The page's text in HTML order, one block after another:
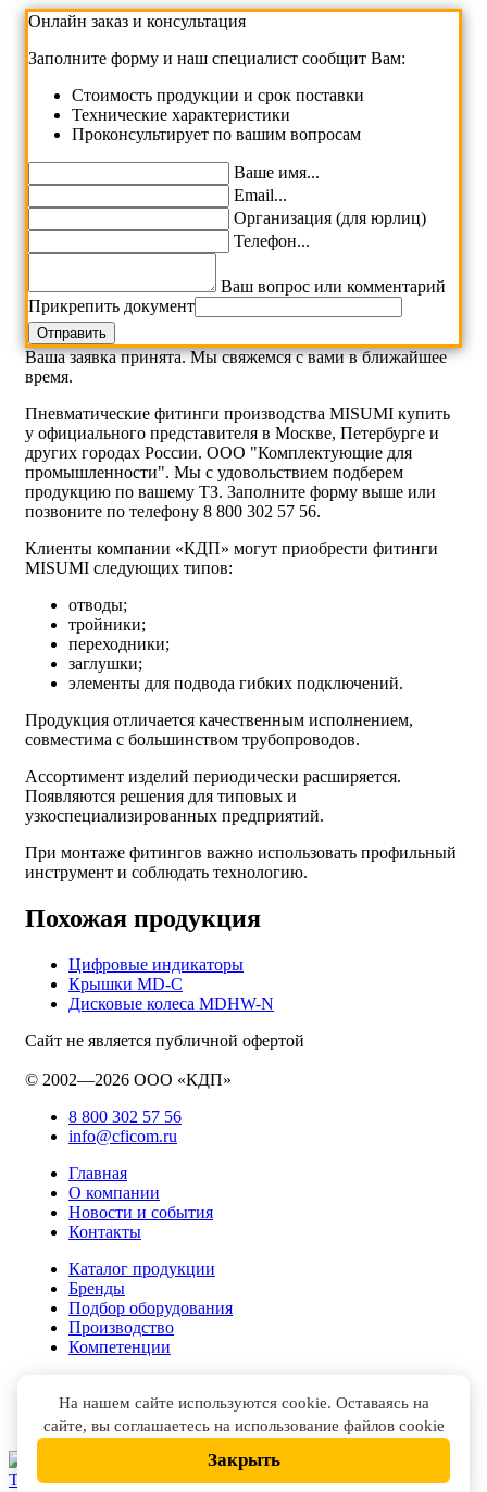
Онлайн заказ и консультация
Заполните форму и наш специалист сообщит Вам:
Cтоимость продукции и срок поставки
Технические характеристики
Проконсультирует по вашим вопросам
Ваше имя...
Email...
Организация (для юрлиц)
Телефон...
Ваш вопрос или комментарий
Прикрепить документ
Ваша заявка принята. Мы свяжемся с вами в ближайшее
время.
Пневматические фитинги производства MISUMI купить
у официального представителя в Москве, Петербурге и
других городах России. ООО "Комплектующие для
промышленности". Мы с удовольствием подберем
продукцию по вашему ТЗ. Заполните форму выше или
позвоните по телефону 8 800 302 57 56.
Клиенты компании «КДП» могут приобрести фитинги
MISUMI следующих типов:
отводы;
тройники;
переходники;
заглушки;
элементы для подвода гибких подключений.
Продукция отличается качественным исполнением,
совместима с большинством трубопроводов.
Ассортимент изделий периодически расширяется.
Появляются решения для типовых и
узкоспециализированных предприятий.
При монтаже фитингов важно использовать профильный
инструмент и соблюдать технологию.
Похожая продукция
Цифровые индикаторы
Крышки MD-C
Дисковые колеса MDHW-N
Сайт не является публичной офертой
© 2002—2026 ООО «КДП»
8 800 302 57 56
info@cficom.ru
Главная
О компании
Новости и события
Контакты
Каталог продукции
Бренды
Подбор оборудования
Производство
Компетенции
НАПИСАТЬ В
TELEGRAM
НАПИСАТЬ В
На нашем сайте используются cookie. Оставаясь на
сайте, вы соглашаетесь на использование файлов cookie
Закрыть